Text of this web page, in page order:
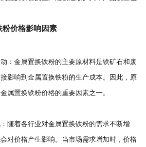
价格影响因素
金属置换铁粉的主要原材料是铁矿石和废
影响到金属置换铁粉的生产成本。因此，原
属置换铁粉价格的重要因素之一。
着各行业对金属置换铁粉的需求不断增
对价格产生影响。当市场需求增加时，价格